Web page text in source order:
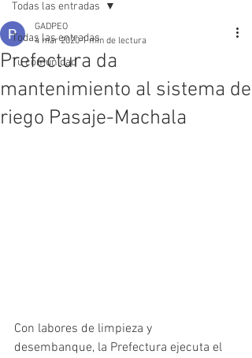
Todas las entradas
Tu comunidad
Todas las entradas
Prefectura da
mantenimiento al sistema de
riego Pasaje-Machala
GADPEO
4 mar 2020 1 min de lectura
Con labores de limpieza y
desembanque, la Prefectura ejecuta el